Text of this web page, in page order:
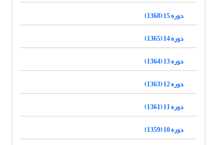
دوره 15 (1368)
دوره 14 (1365)
دوره 13 (1364)
دوره 12 (1363)
دوره 11 (1361)
دوره 10 (1359)